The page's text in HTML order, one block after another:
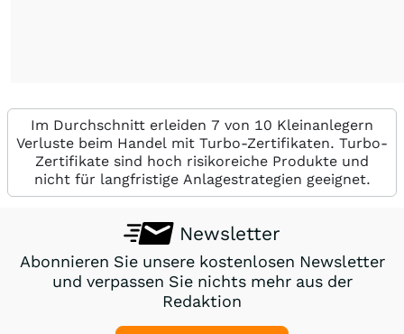
Im Durchschnitt erleiden 7 von 10 Kleinanlegern
Verluste beim Handel mit Turbo-Zertifikaten. Turbo-
Zertifikate sind hoch risikoreiche Produkte und
nicht für langfristige Anlagestrategien geeignet.
Newsletter
Abonnieren Sie unsere kostenlosen Newsletter
und verpassen Sie nichts mehr aus der
Redaktion